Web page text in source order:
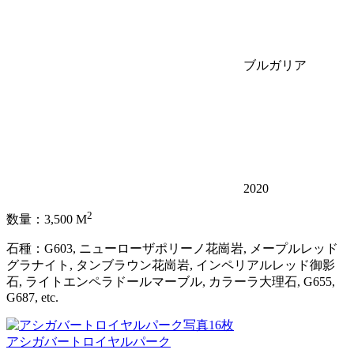
ブルガリア
2020
数量：3,500 M2
石種：G603, ニューローザポリーノ花崗岩, メープルレッド
グラナイト, タンブラウン花崗岩, インペリアルレッド御影
石, ライトエンペラドールマーブル, カラーラ大理石, G655,
G687, etc.
写真16枚
アシガバートロイヤルパーク